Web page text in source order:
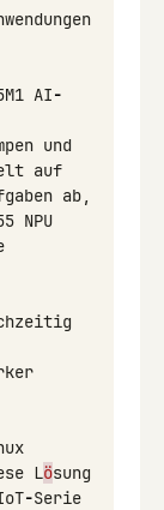
AI-
und
auf
ab,
NPU
Lösung
-Serie